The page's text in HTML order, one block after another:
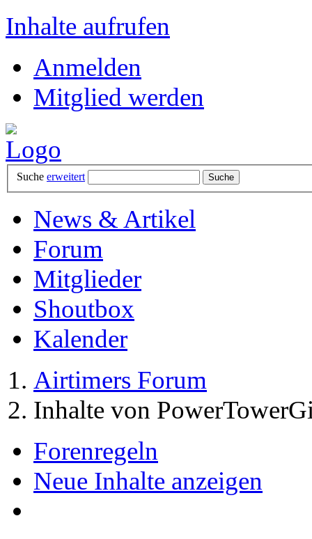
Inhalte aufrufen
Anmelden
Mitglied werden
Suche erweitert
News & Artikel
Forum
Mitglieder
Shoutbox
Kalender
Airtimers Forum
Inhalte von
Forenregeln
Neue Inhalte anzeigen